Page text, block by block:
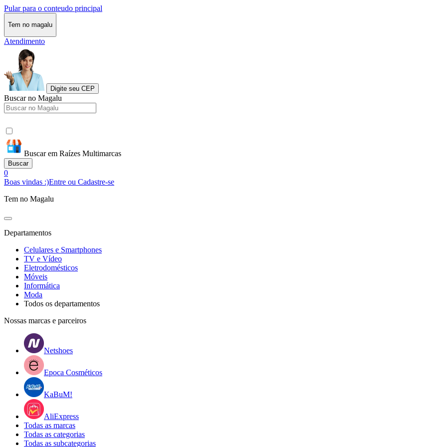
Pular para o conteudo principal
Tem no magalu
Atendimento
Digite seu CEP
Buscar no Magalu
Buscar em Raízes Multimarcas
Buscar
0
Boas vindas :)Entre ou Cadastre-se
Tem no Magalu
Departamentos
Celulares e Smartphones
TV e Vídeo
Eletrodomésticos
Móveis
Informática
Moda
Todos os departamentos
Nossas marcas e parceiros
Netshoes
Epoca Cosméticos
KaBuM!
AliExpress
Todas as marcas
Todas as categorias
Todas as subcategorias